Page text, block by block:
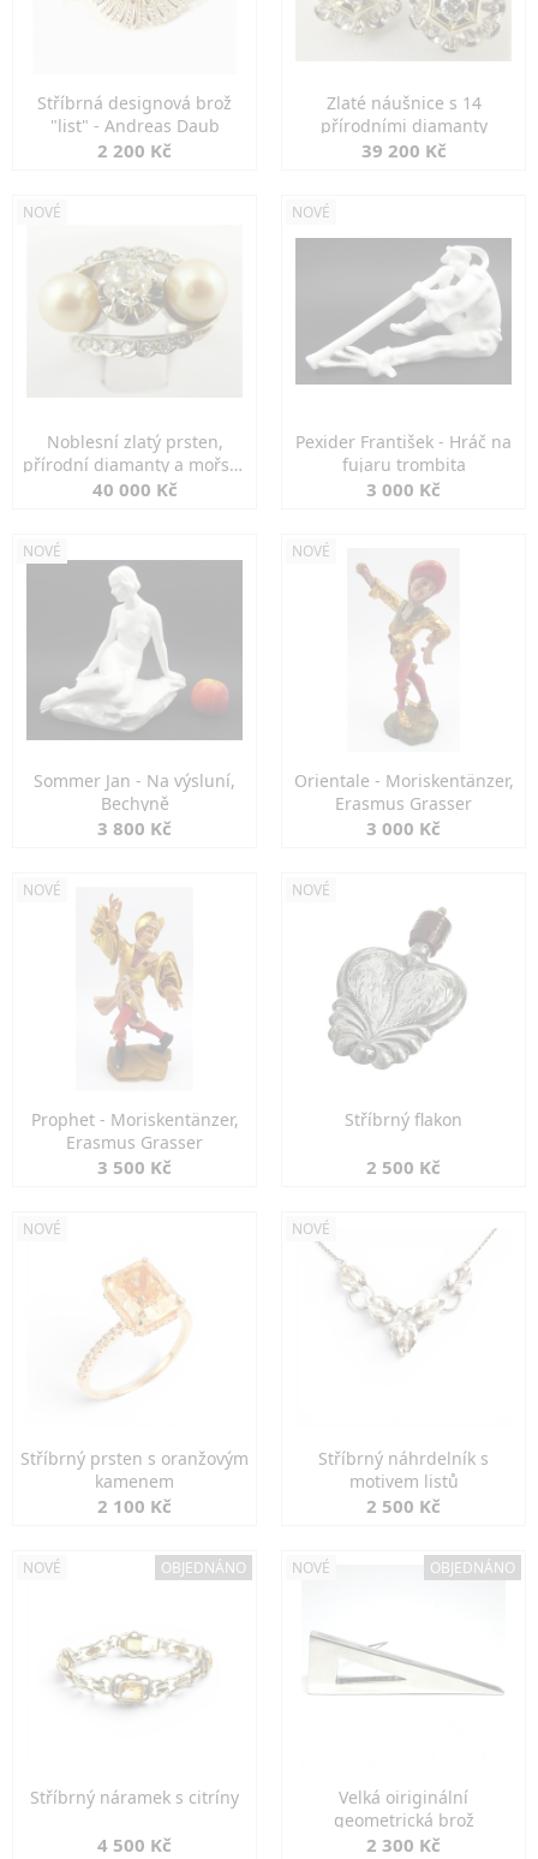
Stříbrná designová brož
"list" - Andreas Daub
2 200 Kč
Zlaté náušnice s 14
přírodními diamanty
39 200 Kč
NOVÉ
Noblesní zlatý prsten,
přírodní diamanty a mořské
perly
40 000 Kč
NOVÉ
Pexider František - Hráč na
fujaru trombita
3 000 Kč
NOVÉ
Sommer Jan - Na výsluní,
Bechyně
3 800 Kč
NOVÉ
Orientale - Moriskentänzer,
Erasmus Grasser
3 000 Kč
NOVÉ
Prophet - Moriskentänzer,
Erasmus Grasser
3 500 Kč
NOVÉ
Stříbrný flakon
2 500 Kč
NOVÉ
Stříbrný prsten s oranžovým
kamenem
2 100 Kč
NOVÉ
Stříbrný náhrdelník s
motivem listů
2 500 Kč
NOVÉ OBJEDNÁNO
Stříbrný náramek s citríny
4 500 Kč
NOVÉ OBJEDNÁNO
Velká oiriginální
geometrická brož
2 300 Kč